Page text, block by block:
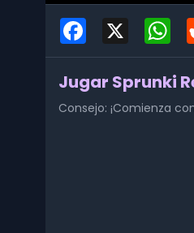
Facebook
Jugar Sprunki
Consejo: ¡Comienza